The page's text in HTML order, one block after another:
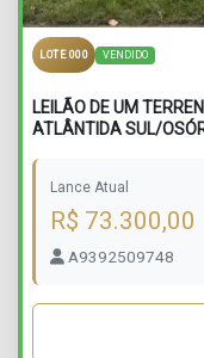
LOTE 000 VENDIDO
LEILÃO DE UM
ATLÂNTIDA SUL/
Lance Atual
R$ 73.300,00
A9392509748